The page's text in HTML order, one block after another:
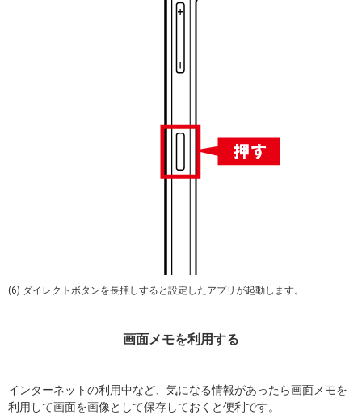
(6) ダイレクトボタンを長押しすると設定したアプリが起動します。
画面メモを利用する
インターネットの利用中など、気になる情報があったら画面メモを
利用して画面を画像として保存しておくと便利です。